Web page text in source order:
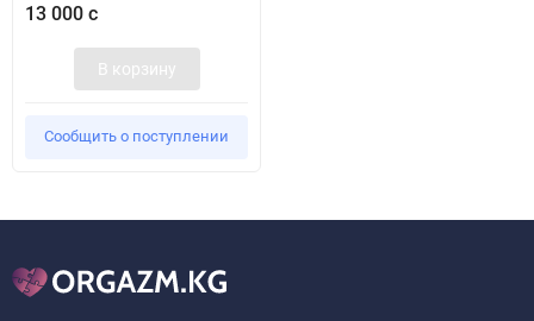
13 000 с
В корзину
Сообщить о поступлении